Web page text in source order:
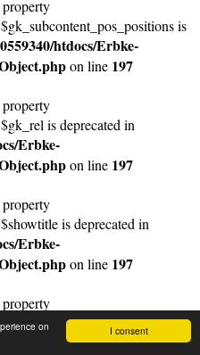
I consent
on
is
htdocs/Erbke-
on line 197
is deprecated in
Erbke-
on line 197
is deprecated in
Erbke-
on line 197
is deprecated in
Erbke-